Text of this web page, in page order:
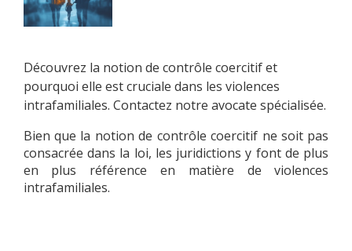
Découvrez la notion de contrôle coercitif et
pourquoi elle est cruciale dans les violences
intrafamiliales. Contactez notre avocate spécialisée.
Bien que la notion de contrôle coercitif ne soit pas
consacrée dans la loi, les juridictions y font de plus
en plus référence en matière de violences
intrafamiliales.